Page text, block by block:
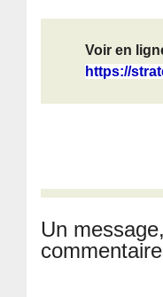
Voir en
https://
Un